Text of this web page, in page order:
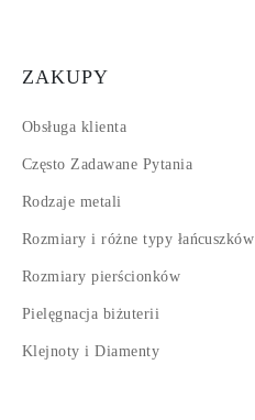
ZAKUPY
Obsługa klienta
Często Zadawane Pytania
Rodzaje metali
Rozmiary i różne typy łańcuszków
Rozmiary pierścionków
Pielęgnacja biżuterii
Klejnoty i Diamenty